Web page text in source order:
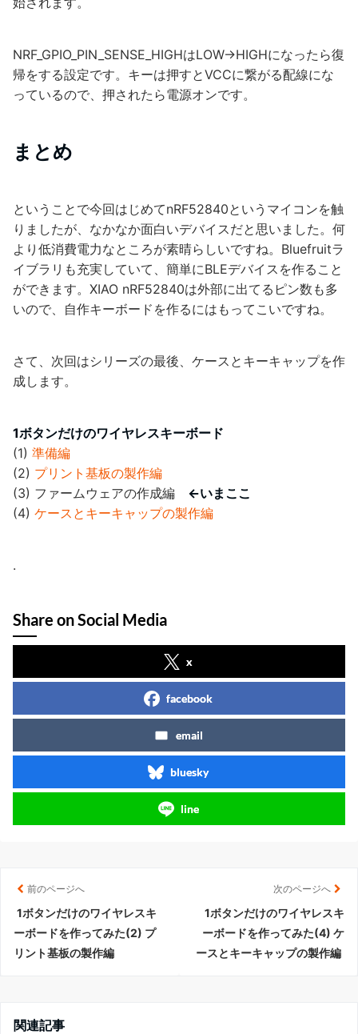
NRF_GPIO_PIN_SENSE_HIGHはLOW→HIGHになったら復
帰をする設定です。キーは押すとVCCに繋がる配線にな
っているので、押されたら電源オンです。
まとめ
ということで今回はじめてnRF52840というマイコンを触
りましたが、なかなか面白いデバイスだと思いました。何
より低消費電力なところが素晴らしいですね。Bluefruitラ
イブラリも充実していて、簡単にBLEデバイスを作ること
ができます。XIAO nRF52840は外部に出てるピン数も多
いので、自作キーボードを作るにはもってこいですね。
さて、次回はシリーズの最後、ケースとキーキャップを作
成します。
1ボタンだけのワイヤレスキーボード
(1) 準備編
(2) プリント基板の製作編
(3) ファームウェアの作成編 ←いまここ
(4) ケースとキーキャップの製作編
.
Share on Social Media
x
facebook
email
bluesky
line
前のページへ
1ボタンだけのワイヤレスキ
ーボードを作ってみた(2) プ
リント基板の製作編
次のページへ
1ボタンだけのワイヤレスキ
ーボードを作ってみた(4) ケ
ースとキーキャップの製作編
関連記事